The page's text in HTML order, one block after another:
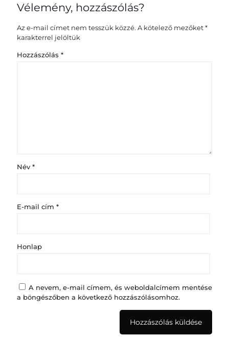
Vélemény, hozzászólás?
Az e-mail címet nem tesszük közzé. A kötelező mezőket*
karakterrel jelöltük
Hozzászólás *
Név *
E-mail cím *
Honlap
A nevem, e-mail címem, és weboldalcímem mentése
a böngészőben a következő hozzászólásomhoz.